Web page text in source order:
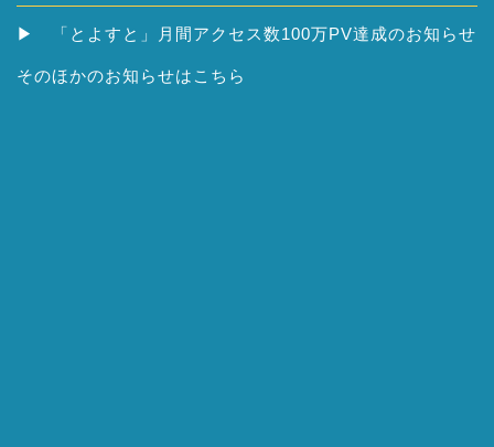
▶ 「とよすと」月間アクセス数100万PV達成のお知らせ
そのほかのお知らせはこちら